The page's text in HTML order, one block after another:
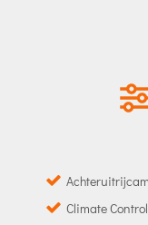
Climate Control